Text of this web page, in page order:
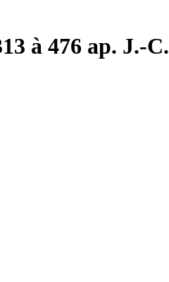
à 476 ap. J.-C.